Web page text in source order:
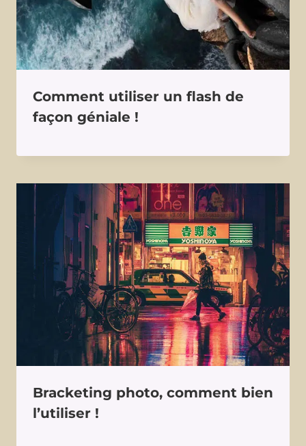
Comment utiliser un flash de
façon géniale !
Bracketing photo, comment bien
l’utiliser !